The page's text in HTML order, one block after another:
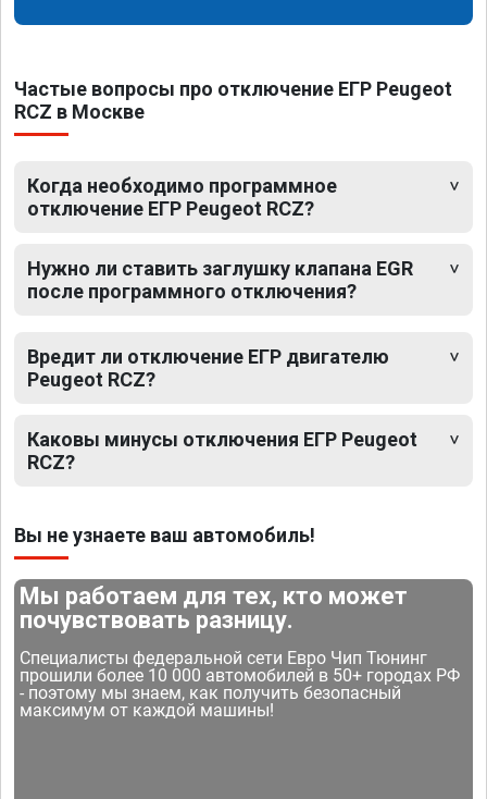
Частые вопросы про отключение ЕГР Peugeot
RCZ в Москве
Когда необходимо программное
отключение ЕГР Peugeot RCZ?
Нужно ли ставить заглушку клапана EGR
после программного отключения?
Вредит ли отключение ЕГР двигателю
Peugeot RCZ?
Каковы минусы отключения ЕГР Peugeot
RCZ?
Вы не узнаете ваш автомобиль!
Мы работаем для тех, кто может
почувствовать разницу.
Специалисты федеральной сети Евро Чип Тюнинг
прошили более 10 000 автомобилей в 50+ городах РФ
- поэтому мы знаем, как получить безопасный
максимум от каждой машины!